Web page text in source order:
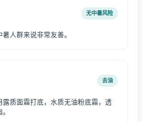
无中暑风险
人群来说非常友善。
去油
露质面霜打底，水质无油粉底霜，透